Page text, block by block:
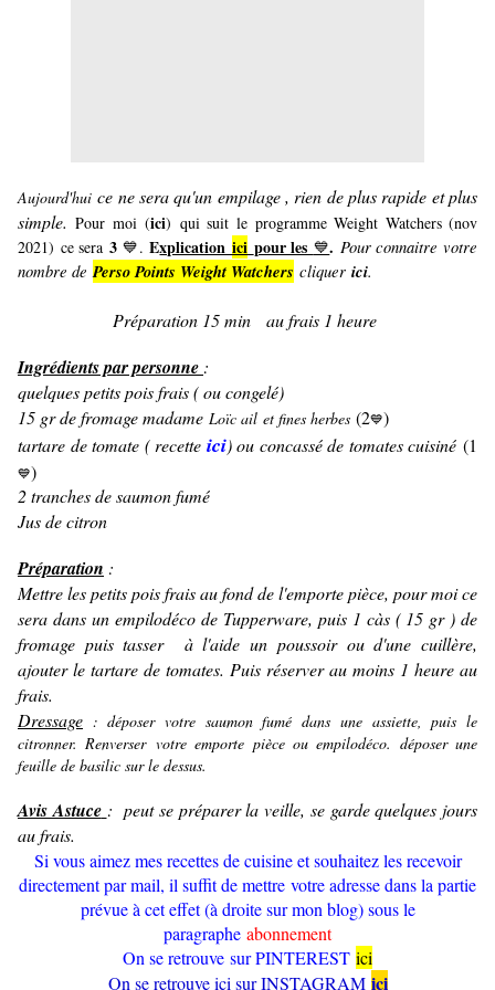
Aujourd'hui ce ne sera qu'un empilage , rien de plus rapide et plus
simple.Pour moi (ici) qui suit le programme Weight Watchers (nov
2021) ce sera 3💙.Explicationici pour les 💙. Pour connaitre votre
nombre dePerso Points Weight Watchers cliquer ici.
Préparation 15 min au frais 1 heure
Ingrédients par personne :
quelques petits pois frais ( ou congelé)
15 gr de fromage madame Loïc ail et fines herbes (2💙)
tartare de tomate ( recette ici) ou concassé de tomates cuisiné(1
💙)
2 tranches de saumon fumé
Jus de citron
Préparation :
Mettre les petits pois frais au fond de l'emporte pièce, pour moi ce
sera dans un empilodéco de Tupperware, puis 1 càs ( 15 gr ) de
fromage puis tasser à l'aide un poussoir ou d'une cuillère,
ajouter le tartare de tomates. Puis réserver au moins 1 heure au
frais.
Dressage : déposer votre saumon fumé dans une assiette, puis le
citronner. Renverser votre emporte pièce ou empilodéco. déposer une
feuille de basilic sur le dessus.
Avis Astuce : peut se préparer la veille, se garde quelques jours
au frais.
Si vous aimez mes recettes de cuisine et souhaitez les recevoir
directement par mail, il suffit de mettre votre adresse dans la partie
prévue à cet effet (à droite sur mon blog) sous le
paragraphe abonnement
On se retrouve sur PINTEREST ici
On se retrouve ici sur INSTAGRAM ici